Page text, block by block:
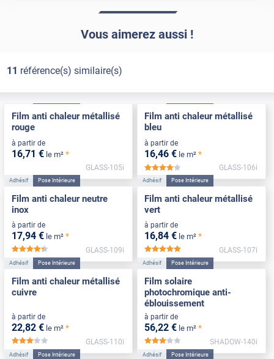
Vous aimerez aussi !
11 référence(s) similaire(s)
Film anti chaleur métallisé
rouge
à partir de
16,71 € le m² *
GLASS-105i
Film anti chaleur métallisé
bleu
à partir de
16,46 € le m² *
*****
GLASS-106i
Adhésif Pose Intérieure
Film anti chaleur neutre
inox
à partir de
17,94 € le m² *
*****
GLASS-109i
Adhésif Pose Intérieure
Film anti chaleur métallisé
vert
à partir de
16,84 € le m² *
GLASS-107i
Adhésif Pose Intérieure
Film anti chaleur métallisé
cuivre
à partir de
22,82 € le m² *
*****
GLASS-110i
Adhésif Pose Intérieure
Film solaire
photochromique anti-
éblouissement
à partir de
56,22 € le m² *
*****
SHADOW-140i
Adhésif Pose Intérieure Adhésif Pose Intérieure